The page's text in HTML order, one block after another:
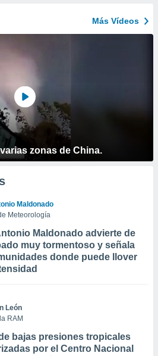
Más Vídeos
zonas de China.
Maldonado
Meteorología
Maldonado advierte de
muy tormentoso y señala
donde puede llover
León
RAM
bajas presiones tropicales
por el Centro Nacional